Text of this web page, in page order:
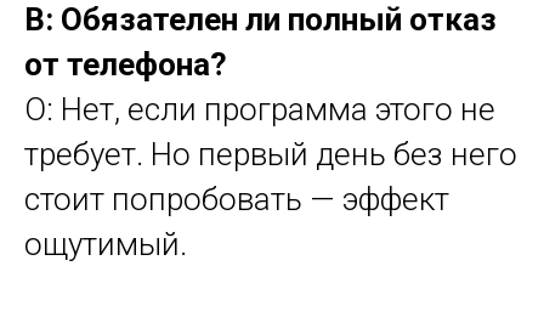
В: Обязателен ли полный отказ
от телефона?
О: Нет, если программа этого не
требует. Но первый день без него
стоит попробовать — эффект
ощутимый.